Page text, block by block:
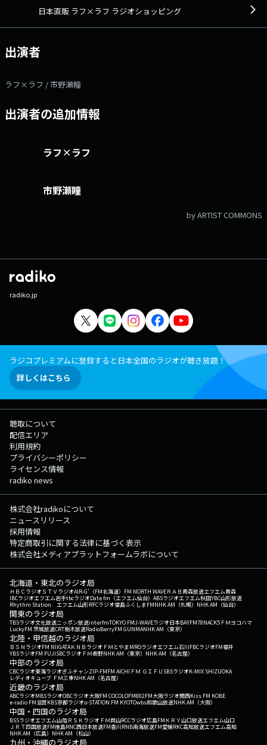
日本直販 ラフ×ラフ ラジオショッピング
出演者
ラフ×ラフ / 市野瀬瞳
出演者の追加情報
ラフ×ラフ
市野瀬瞳
by ARTIST COMMONS
radiko.jp
ラジコプレミアムに登録すると日本全国のラジオが聴き放題！
詳しくはこちら
聴取について
配信エリア
利用規約
プライバシーポリシー
ライセンス情報
radiko news
株式会社radikoについて
ニュースリリース
採用情報
特定商取引に関する法律に基づく表示
株式会社メディアプラットフォームラボについて
北海道・東北のラジオ局
ＨＢＣラジオＳＴＶラジオAIR-G'（FM北海道） FM NORTH WAVEＲＡＢ青森放送エフエム青森
IBCラジオエフエム岩手tbcラジオDate fm（エフエム仙台） ABSラジオエフエム秋田YBC山形放送
Rhythm Station エフエム山形RFCラジオ福島ふくしまFMNHK AM（札幌） NHK AM（仙台）
関東のラジオ局
TBSラジオ文化放送ニッポン放送interfmTOKYO FMJ-WAVEラジオ日本BAYFM78NACK5 ＦＭヨコハマ
LuckyFM 茨城放送CRT栃木放送RadioBerryFM GUNMANHK AM（東京）
北陸・甲信越のラジオ局
ＢＳＮラジオFM NIIGATAＫＮＢラジオ ＦＭとやまMROラジオエフエム石川FBCラジオFM福井
YBSラジオFM FUJISBCラジオ ＦＭ長野NHK AM（東京） NHK AM（名古屋）
中部のラジオ局
CBCラジオ東海ラジオぎふチャンZIP-FMFM AICHI ＦＭ ＧＩＦＵ SBSラジオK-MIX SHIZUOKA
レディオキューブ ＦＭ三重NHK AM（名古屋）
近畿のラジオ局
ABCラジオMBSラジオOBCラジオ大阪FM COCOLOFM802FM大阪ラジオ関西Kiss FM KOBE
e-radio FM滋賀KBS京都ラジオα-STATION FM KYOTOwbs和歌山放送NHK AM（大阪）
中国・四国のラジオ局
BSSラジオエフエム山陰ＲＳＫラジオ ＦＭ岡山RCCラジオ広島FM ＫＲＹ山口放送エフエム山口
ＪＲＴ四国放送FM徳島RNC西日本放送FM香川RNB南海放送FM愛媛RKC高知放送エフエム高知
NHK AM（広島） NHK AM（松山）
九州・沖縄のラジオ局